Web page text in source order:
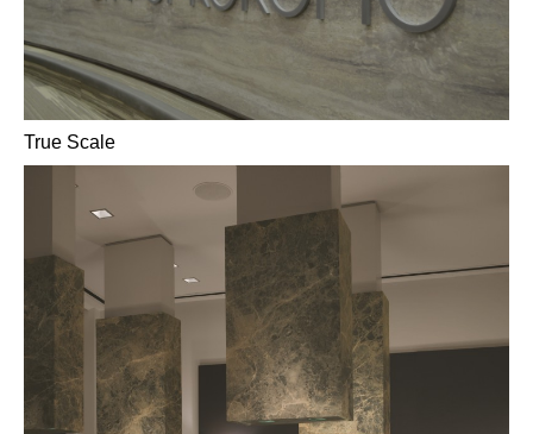
True Scale